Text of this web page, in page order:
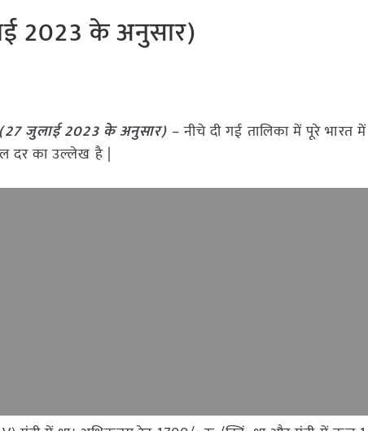
2023 के अनुसार)
27 जुलाई2023 के अनुसार) – नीचे दी गई तालिका में पूरे भारत
दर का उल्लेख है |